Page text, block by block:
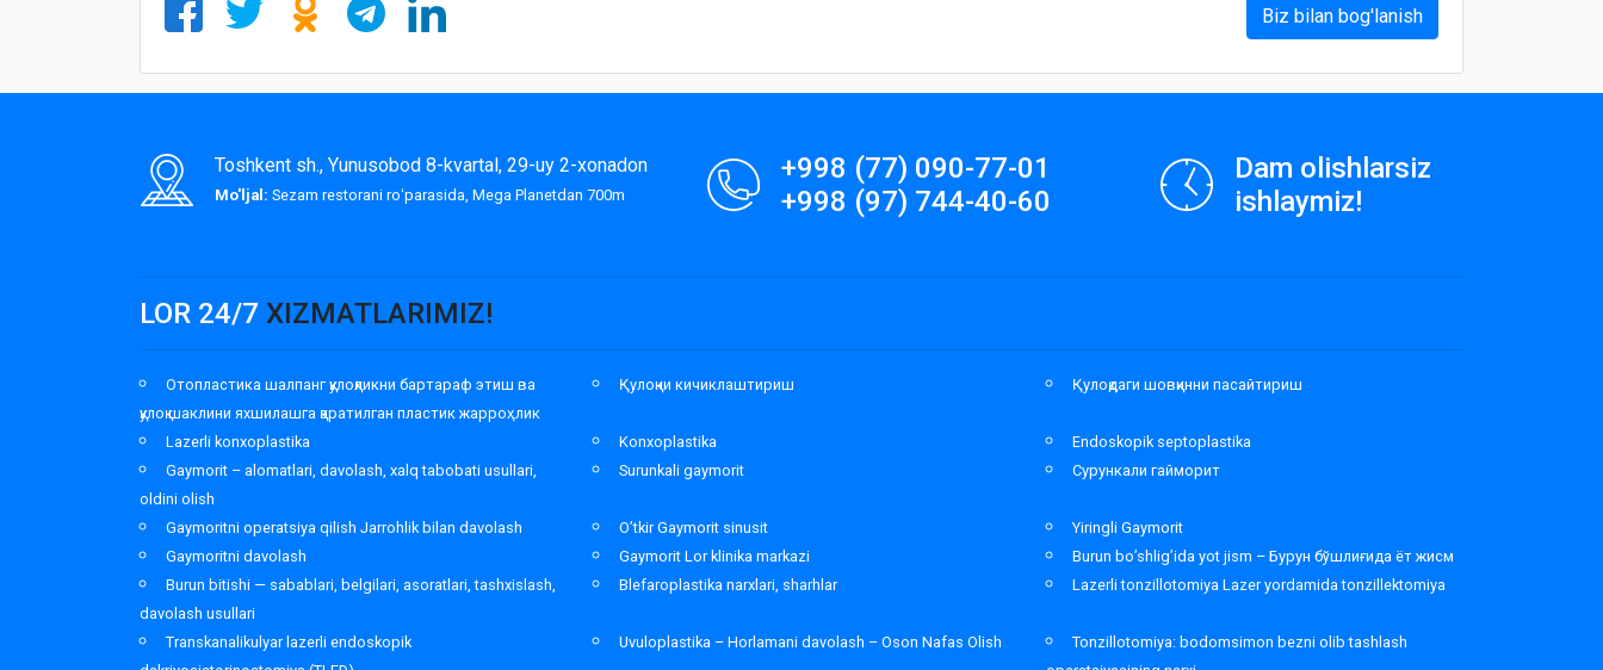
Biz bilan bog'lanish
Toshkent sh., Yunusobod 8-kvartal, 29-uy 2-xonadon
Mo'ljal: Sezam restorani roʻparasida, Mega Planetdan 700m
+998 (77) 090-77-01
+998 (97) 744-40-60
Dam olishlarsiz
ishlaymiz!
LOR 24/7 XIZMATLARIMIZ!
Отопластика шалпанг қулоқликни бартараф этиш ва
қулоқ шаклини яхшилашга қаратилган пластик жарроҳлик
Қулоқни кичиклаштириш Қулоқдаги шовқинни пасайтириш
Lazerli konxoplastika Konxoplastika
Endoskopik septoplastika
Gaymorit – alomatlari, davolash, xalq tabobati usullari,
oldini olish
Surunkali gaymorit Сурункали гайморит
Gaymoritni operatsiya qilish Jarrohlik bilan davolash O’tkir Gaymorit sinusit
Yiringli Gaymorit
Gaymoritni davolash
Gaymorit Lor klinika markazi
Burun bo’shlig’ida yot jism – Бурун бўшлиғида ёт жисм
Burun bitishi — sabablari, belgilari, asoratlari, tashxislash,
davolash usullari
Blefaroplastika narxlari, sharhlar Lazerli tonzillotomiya Lazer yordamida tonzillektomiya
Transkanalikulyar lazerli endoskopik
Uvuloplastika – Horlamani davolash – Oson Nafas Olish
Tonzillotomiya: bodomsimon bezni olib tashlash